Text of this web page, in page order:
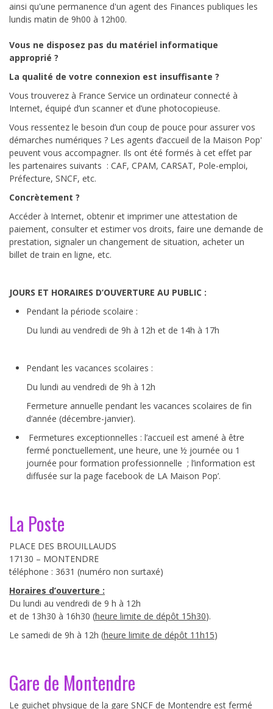
ainsi qu'une permanence d'un agent des Finances publiques les
lundis matin de 9h00 à 12h00.
Vous ne disposez pas du matériel informatique
approprié ?
La qualité de votre connexion est insuffisante ?
Vous trouverez à France Service un ordinateur connecté à
Internet, équipé d’un scanner et d’une photocopieuse.
Vous ressentez le besoin d’un coup de pouce pour assurer vos
démarches numériques ? Les agents d’accueil de la Maison Pop'
peuvent vous accompagner. Ils ont été formés à cet effet par
les partenaires suivants : CAF, CPAM, CARSAT, Pole-emploi,
Préfecture, SNCF, etc.
Concrètement ?
Accéder à Internet, obtenir et imprimer une attestation de
paiement, consulter et estimer vos droits, faire une demande de
prestation, signaler un changement de situation, acheter un
billet de train en ligne, etc.
JOURS ET HORAIRES D’OUVERTURE AU PUBLIC :
Pendant la période scolaire :
Du lundi au vendredi de 9h à 12h et de 14h à 17h
Pendant les vacances scolaires :
Du lundi au vendredi de 9h à 12h
Fermeture annuelle pendant les vacances scolaires de fin
d’année (décembre-janvier).
Fermetures exceptionnelles : l’accueil est amené à être
fermé ponctuellement, une heure, une ½ journée ou 1
journée pour formation professionnelle ; l’information est
diffusée sur la page facebook de LA Maison Pop’.
La Poste
PLACE DES BROUILLAUDS
17130 – MONTENDRE
téléphone : 3631 (numéro non surtaxé)
Horaires d’ouverture :
Du lundi au vendredi de 9 h à 12h
et de 13h30 à 16h30 (heure limite de dépôt 15h30).
Le samedi de 9h à 12h (heure limite de dépôt 11h15)
Gare de Montendre
Le guichet physique de la gare SNCF de Montendre est fermé